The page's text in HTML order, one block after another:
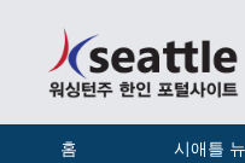
홈 시애틀